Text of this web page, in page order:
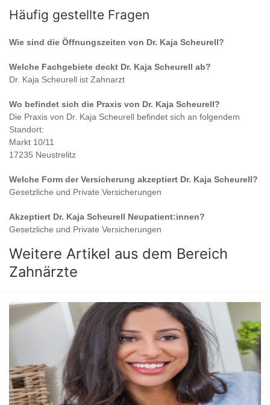
Häufig gestellte Fragen
Wie sind die Öffnungszeiten von Dr. Kaja Scheurell?
Welche Fachgebiete deckt Dr. Kaja Scheurell ab?
Dr. Kaja Scheurell ist Zahnarzt
Wo befindet sich die Praxis von Dr. Kaja Scheurell?
Die Praxis von Dr. Kaja Scheurell befindet sich an folgendem
Standort:
Markt 10/11
17235 Neustrelitz
Welche Form der Versicherung akzeptiert Dr. Kaja Scheurell?
Gesetzliche und Private Versicherungen
Akzeptiert Dr. Kaja Scheurell Neupatient:innen?
Gesetzliche und Private Versicherungen
Weitere Artikel aus dem Bereich
Zahnärzte